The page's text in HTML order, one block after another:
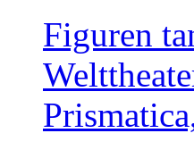
Figuren